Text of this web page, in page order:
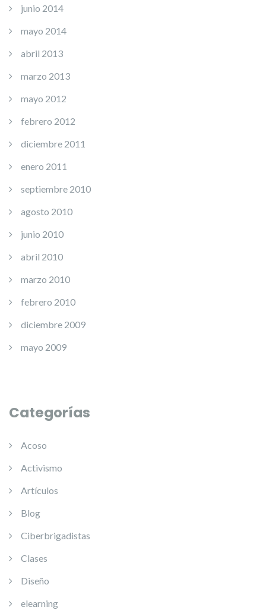
junio 2014
mayo 2014
abril 2013
marzo 2013
mayo 2012
febrero 2012
diciembre 2011
enero 2011
septiembre 2010
agosto 2010
junio 2010
abril 2010
marzo 2010
febrero 2010
diciembre 2009
mayo 2009
Categorías
Acoso
Activismo
Artículos
Blog
Ciberbrigadistas
Clases
Diseño
elearning